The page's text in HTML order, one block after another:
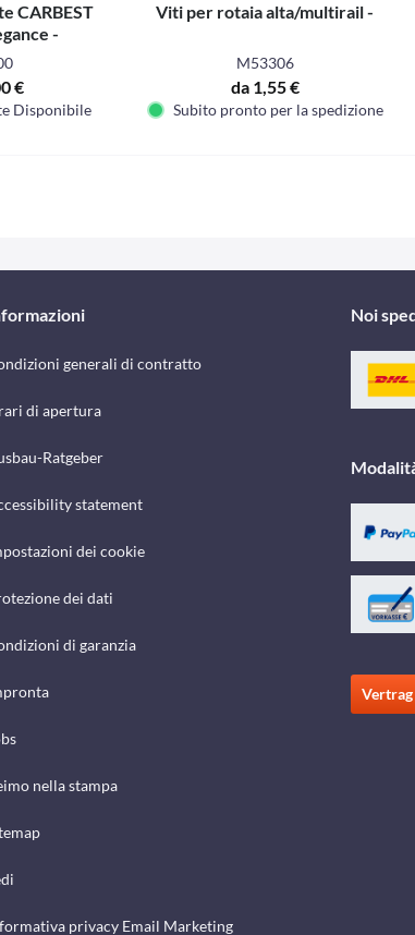
CARBEST
-
€
Disponibile
Viti per rotaia alta/multirail -
M53306
da 1,55 €
Subito pronto per la spedizione
generali di contratto
di apertura
Ratgeber
statement
dei cookie
dei dati
di garanzia
nella stampa
privacy Email Marketing
Noi